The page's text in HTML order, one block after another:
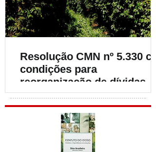
Resolução CMN nº 5.330
condições para
reorganização de dívidas de
cafeicultores